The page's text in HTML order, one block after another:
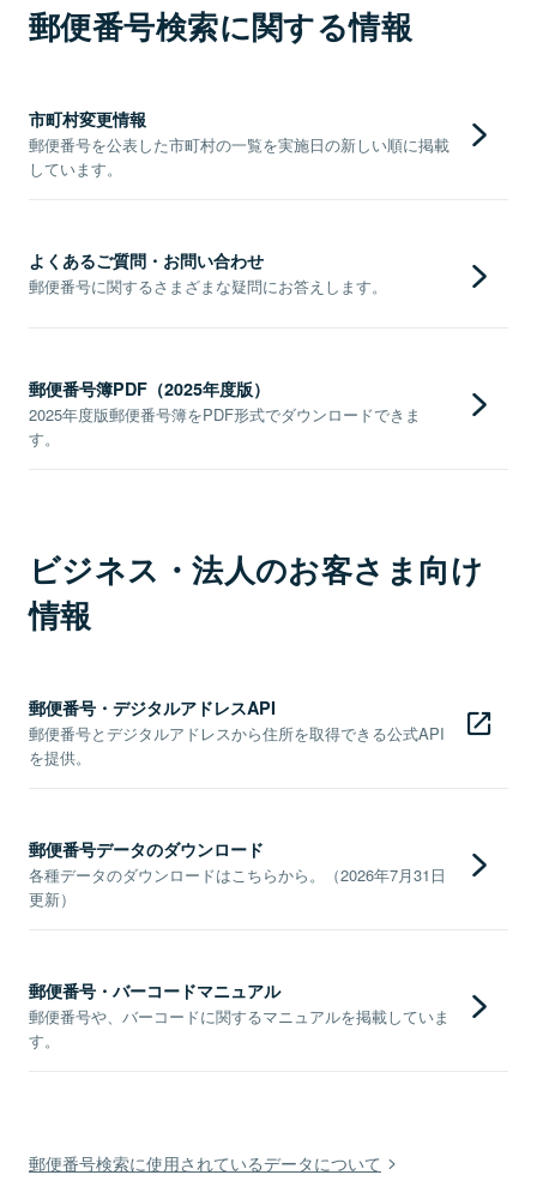
郵便番号検索に関する情報
市町村変更情報
郵便番号を公表した市町村の一覧を実施日の新しい順に掲載
しています。
よくあるご質問・お問い合わせ
郵便番号に関するさまざまな疑問にお答えします。
郵便番号簿PDF（2025年度版）
2025年度版郵便番号簿をPDF形式でダウンロードできま
す。
ビジネス・法人のお客さま向け
情報
郵便番号・デジタルアドレスAPI
郵便番号とデジタルアドレスから住所を取得できる公式API
を提供。
郵便番号データのダウンロード
各種データのダウンロードはこちらから。（2026年7月31日
更新）
郵便番号・バーコードマニュアル
郵便番号や、バーコードに関するマニュアルを掲載していま
す。
郵便番号検索に使用されているデータについて